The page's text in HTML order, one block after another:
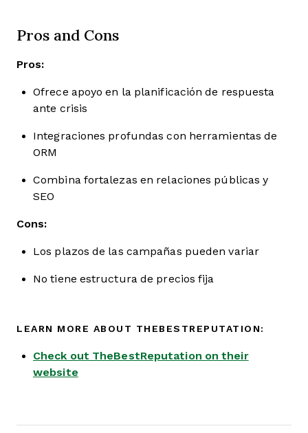
Pros and Cons
Pros:
Ofrece apoyo en la planificación de respuesta
ante crisis
Integraciones profundas con herramientas de
ORM
Combina fortalezas en relaciones públicas y
SEO
Cons:
Los plazos de las campañas pueden variar
No tiene estructura de precios fija
LEARN MORE ABOUT THEBESTREPUTATION:
Check out TheBestReputation on their
website